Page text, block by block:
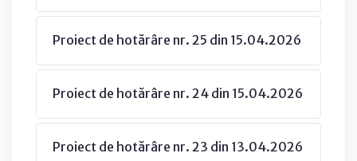
Proiect de hotărâre nr. 25 din 15.04.2026
Proiect de hotărâre nr. 24 din 15.04.2026
Proiect de hotărâre nr. 23 din 13.04.2026